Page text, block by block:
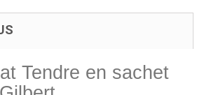
Tendre en sachet